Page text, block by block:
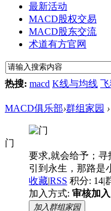
最新活动
MACD股权交易
MACD股东交流
术道有方官网
热搜: macd K线与均线
MACD俱乐部›群组家园 ›
门
要求,就会给予；寻
引到永生，那路是
收藏|RSS 积分: 14|
加入方式: 审核加入
加入群组家园